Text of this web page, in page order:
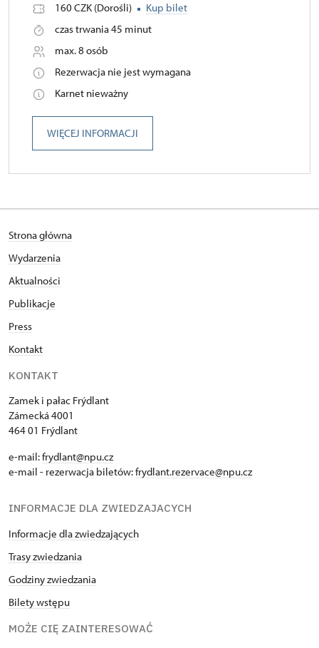
160 CZK (Dorośli)
Kup bilet
czas trwania 45 minut
max. 8 osób
Rezerwacja nie jest wymagana
Karnet nieważny
WIĘCEJ INFORMACJI
Strona główna
Wydarzenia
Aktualności
Publikacje
Press
Kontakt
KONTAKT
Zamek i pałac Frýdlant
Zámecká 4001
464 01 Frýdlant
e-mail:frydlant@npu.cz
e-mail - rezerwacja biletów:frydlant.rezervace@npu.cz
INFORMACJE DLA ZWIEDZAJACYCH
Informacje dla zwiedzających
Trasy zwiedzania
Godziny zwiedzania
Bilety wstępu
MOŻE CIĘ ZAINTERESOWAĆ